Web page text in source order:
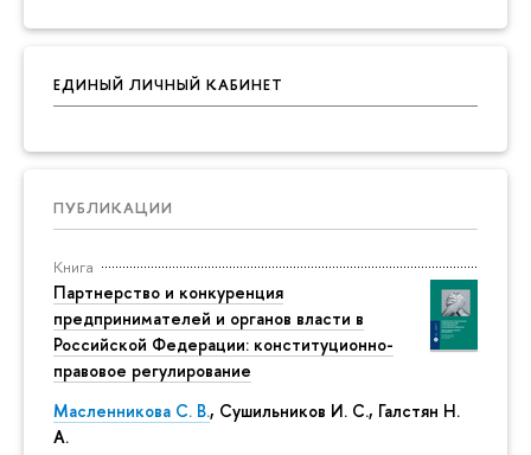
ЕДИНЫЙ ЛИЧНЫЙ КАБИНЕТ
ПУБЛИКАЦИИ
Книга
Партнерство и конкуренция
предпринимателей и органов власти в
Российской Федерации: конституционно-
правовое регулирование
Масленникова С. В., Сушильников И. С., Галстян Н.
А.